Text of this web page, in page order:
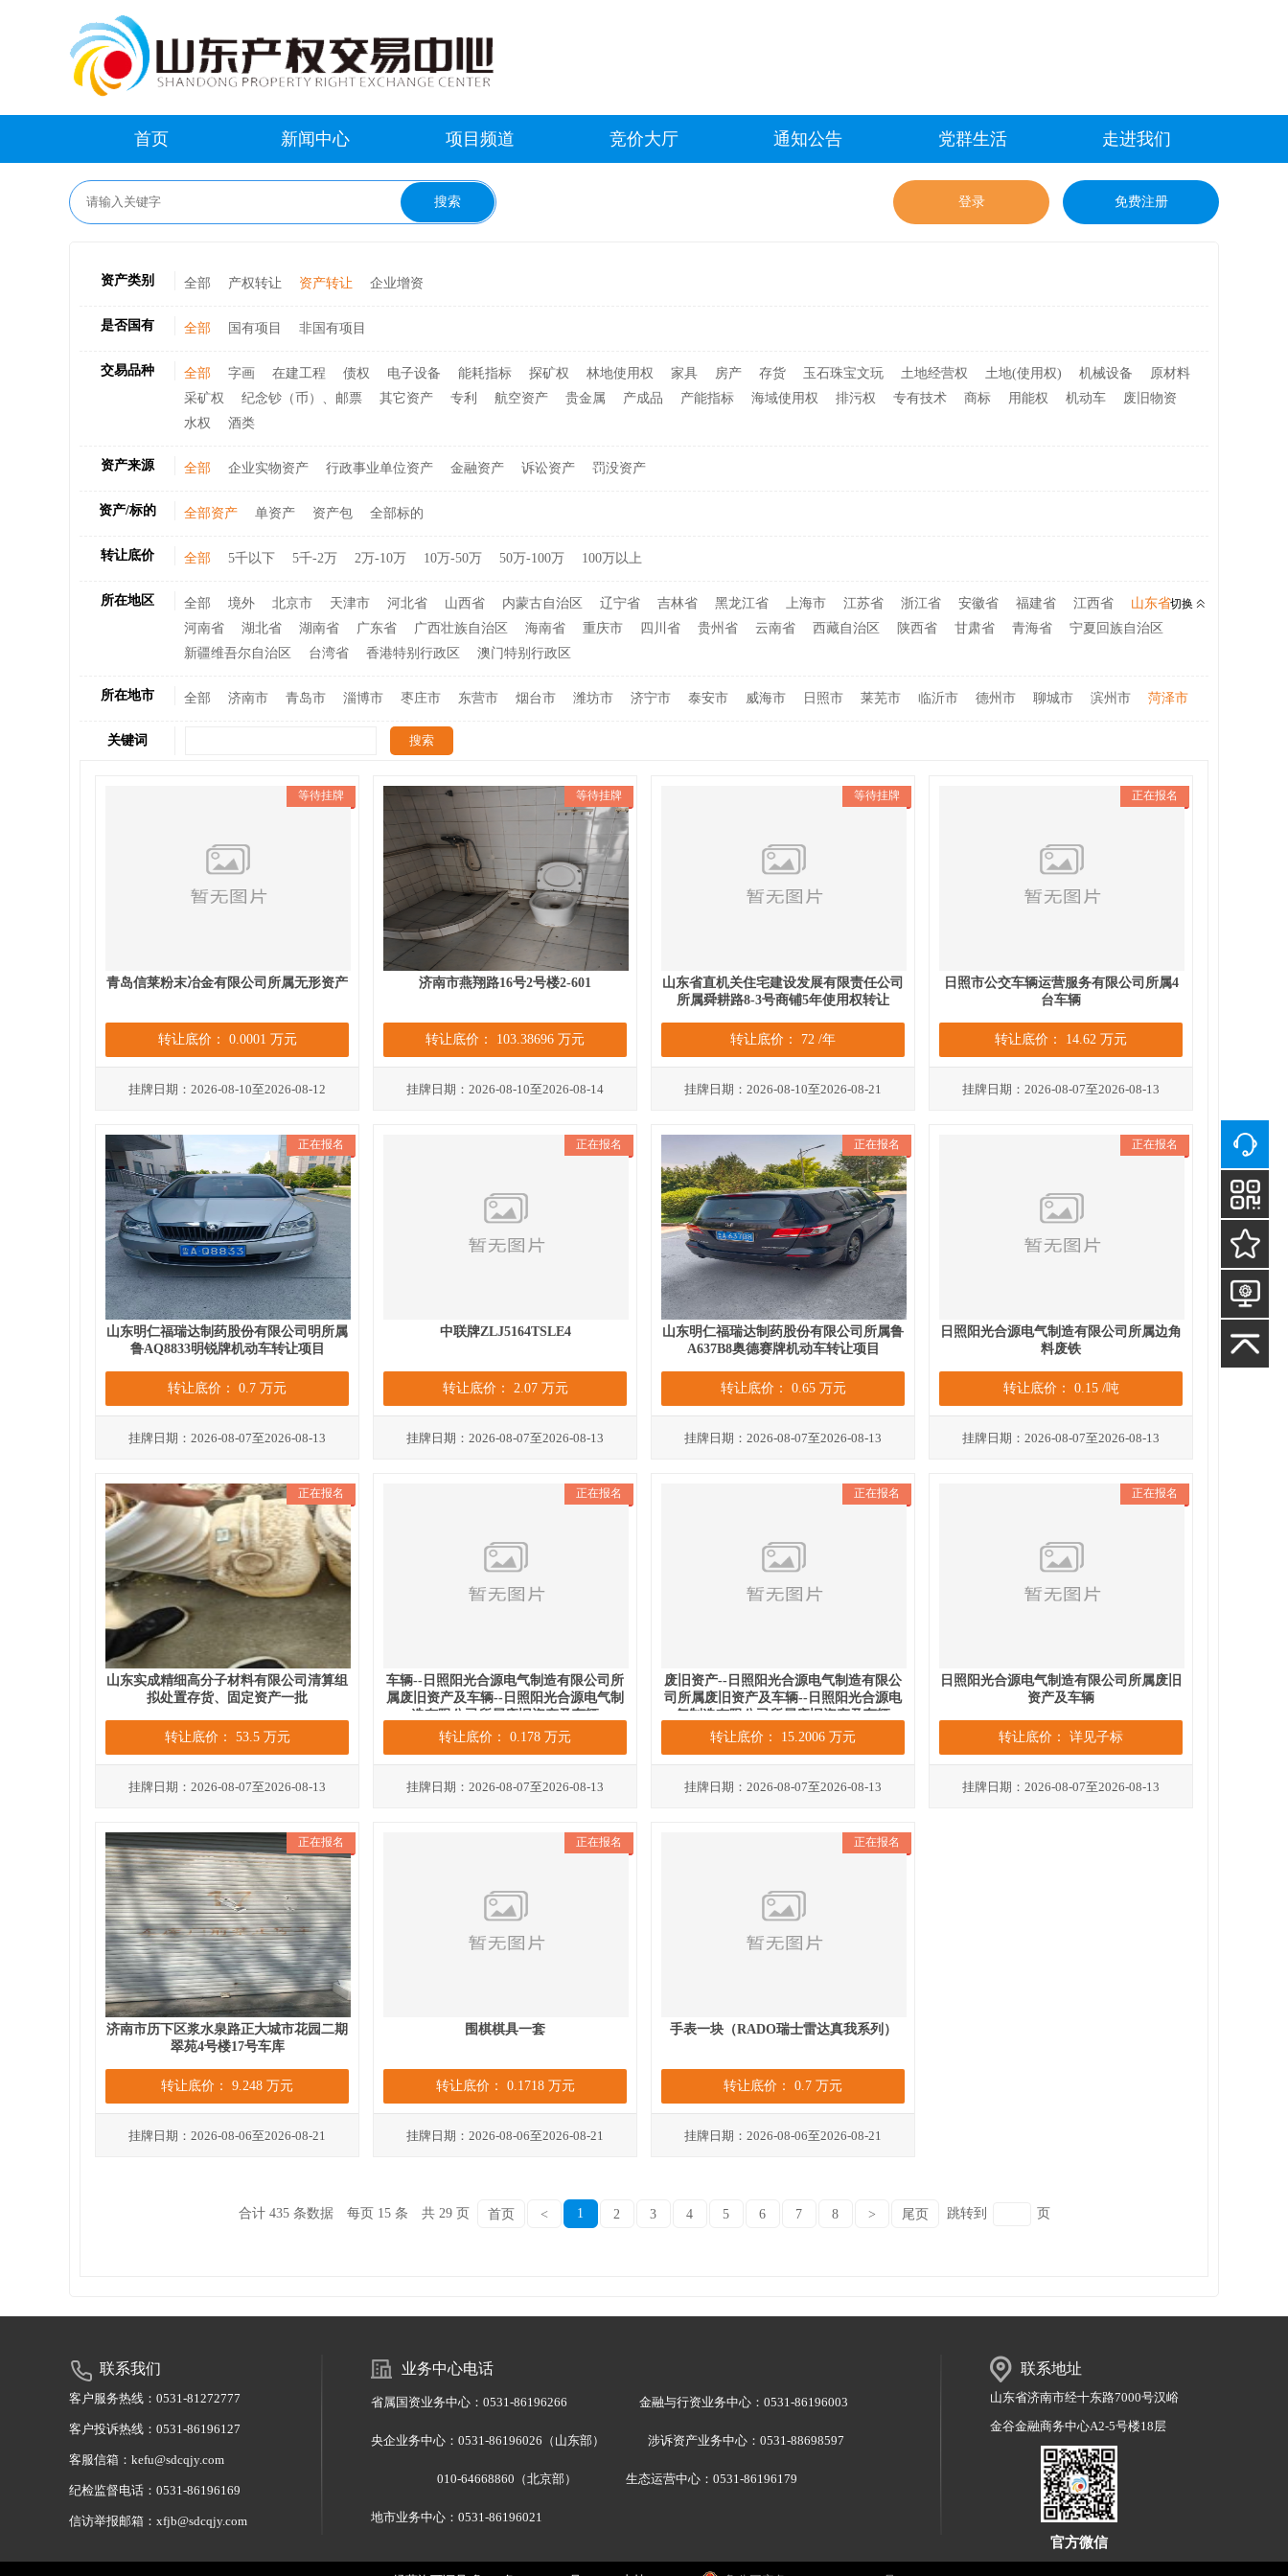
首页 新闻中心 项目频道 竞价大厅 通知公告 党群生活 走进我们
登录 免费注册
资产类别 全部 产权转让 资产转让 企业增资
是否国有 全部 国有项目 非国有项目
交易品种 全部 字画 在建工程 债权 电子设备 能耗指标 探矿权 林地使用权 家具 房产 存货 玉石珠宝文玩 土地经营权 土地(使用权) 机械设备
原材料
采矿权
纪念钞（币）、邮票 其它资产 专利 航空资产 贵金属 产成品 产能指标 海域使用权 排污权 专有技术 商标 用能权 机动车
废旧物资
水权
酒类
资产来源 全部 企业实物资产 行政事业单位资产 金融资产 诉讼资产 罚没资产
资产/标的 全部资产 单资产 资产包 全部标的
转让底价 全部 5千以下 5千-2万 2万-10万 10万-50万 50万-100万 100万以上
所在地区 切换
全部 境外 北京市 天津市 河北省 山西省 内蒙古自治区 辽宁省 吉林省 黑龙江省 上海市 江苏省 浙江省 安徽省 福建省 江西省
山东省
河南省
湖北省 湖南省 广东省 广西壮族自治区 海南省 重庆市 四川省 贵州省 云南省 西藏自治区 陕西省 甘肃省 青海省
宁夏回族自治区
新疆维吾尔自治区
台湾省 香港特别行政区 澳门特别行政区
所在地市 全部 济南市 青岛市 淄博市 枣庄市 东营市 烟台市 潍坊市 济宁市 泰安市 威海市 日照市 莱芜市 临沂市 德州市 聊城市 滨州市 菏泽市
关键词
青岛信莱粉末冶金有限公司所属无形资产
转让底价： 0.0001 万元
挂牌日期：2026-08-10至2026-08-12
等待挂牌
济南市燕翔路16号2号楼2-601
转让底价： 103.38696 万元
挂牌日期：2026-08-10至2026-08-14
等待挂牌
山东省直机关住宅建设发展有限责任公司
所属舜耕路8-3号商铺5年使用权转让
转让底价： 72 /年
挂牌日期：2026-08-10至2026-08-21
等待挂牌
日照市公交车辆运营服务有限公司所属4
台车辆
转让底价： 14.62 万元
挂牌日期：2026-08-07至2026-08-13
正在报名
山东明仁福瑞达制药股份有限公司明所属
鲁AQ8833明锐牌机动车转让项目
转让底价： 0.7 万元
挂牌日期：2026-08-07至2026-08-13
正在报名
中联牌ZLJ5164TSLE4
转让底价： 2.07 万元
挂牌日期：2026-08-07至2026-08-13
正在报名
山东明仁福瑞达制药股份有限公司所属鲁
A637B8奥德赛牌机动车转让项目
转让底价： 0.65 万元
挂牌日期：2026-08-07至2026-08-13
正在报名
日照阳光合源电气制造有限公司所属边角
料废铁
转让底价： 0.15 /吨
挂牌日期：2026-08-07至2026-08-13
正在报名
山东实成精细高分子材料有限公司清算组
拟处置存货、固定资产一批
转让底价： 53.5 万元
挂牌日期：2026-08-07至2026-08-13
正在报名
车辆--日照阳光合源电气制造有限公司所
属废旧资产及车辆--日照阳光合源电气制
造有限公司所属废旧资产及车辆
转让底价： 0.178 万元
挂牌日期：2026-08-07至2026-08-13
正在报名
废旧资产--日照阳光合源电气制造有限公
司所属废旧资产及车辆--日照阳光合源电
气制造有限公司所属废旧资产及车辆
转让底价： 15.2006 万元
挂牌日期：2026-08-07至2026-08-13
正在报名
日照阳光合源电气制造有限公司所属废旧
资产及车辆
转让底价： 详见子标
挂牌日期：2026-08-07至2026-08-13
正在报名
济南市历下区浆水泉路正大城市花园二期
翠苑4号楼17号车库
转让底价： 9.248 万元
挂牌日期：2026-08-06至2026-08-21
正在报名
围棋棋具一套
转让底价： 0.1718 万元
挂牌日期：2026-08-06至2026-08-21
正在报名
手表一块（RADO瑞士雷达真我系列）
转让底价： 0.7 万元
挂牌日期：2026-08-06至2026-08-21
正在报名
合计 435 条数据 每页 15 条 共 29 页 首页 < 1 2 3 4 5 6 7 8 > 尾页 跳转到 页
联系我们
客户服务热线：0531-81272777
客户投诉热线：0531-86196127
客服信箱：kefu@sdcqjy.com
纪检监督电话：0531-86196169
信访举报邮箱：xfjb@sdcqjy.com
业务中心电话
省属国资业务中心：0531-86196266 金融与行资业务中心：0531-86196003
央企业务中心：0531-86196026（山东部） 涉诉资产业务中心：0531-88698597
010-64668860（北京部） 生态运营中心：0531-86196179
地市业务中心：0531-86196021
联系地址
山东省济南市经十东路7000号汉峪
金谷金融商务中心A2-5号楼18层
官方微信